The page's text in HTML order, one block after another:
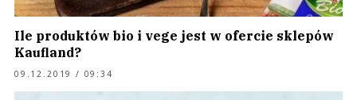
Ile produktów bio i vege jest w ofercie sklepów
Kaufland?
09.12.2019 / 09:34